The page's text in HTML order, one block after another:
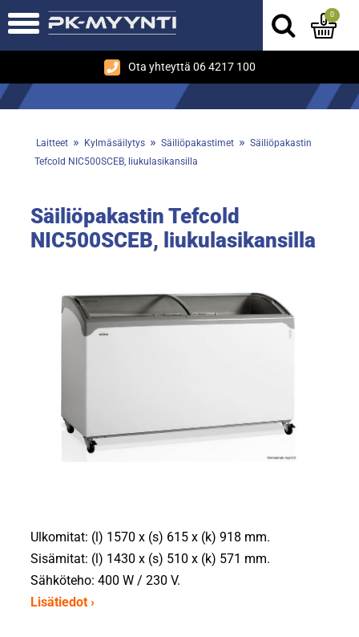
Ota yhteyttä 06 4217 100
0
Laitteet » Kylmäsäilytys » Säiliöpakastimet » Säiliöpakastin
Tefcold NIC500SCEB, liukulasikansilla
Säiliöpakastin Tefcold
NIC500SCEB, liukulasikansilla
Ulkomitat: (l) 1570 x (s) 615 x (k) 918 mm.
Sisämitat: (l) 1430 x (s) 510 x (k) 571 mm.
Sähköteho: 400 W / 230 V.
Lisätiedot ›